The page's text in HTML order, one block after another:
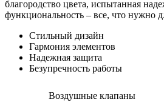
благородство цвета, испытанная
функциональность – все, что нужно
Стильный дизайн
Гармония элементов
Надежная защита
Безупречность работы
Воздушные клапаны